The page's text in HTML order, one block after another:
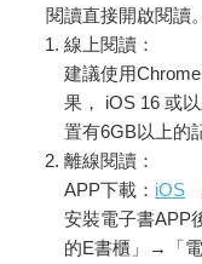
第2章〈在合理範圍內
世界中，我們總是不
新經濟數字、科學發
將會提供一些更清楚
字的近似值，並且針
第3章〈對數刻度下的
無論是在足球員轉會
長。然後我會演示如
圖表上呈現指數成長
新冠肺炎疫情和股市
閱讀直接開啟閱讀。
線上閱讀：
建議使用
果， iOS 16 或
置有6GB以上的
離線閱讀：
APP下載： iOS
安裝電子書APP
的E書櫃」→「